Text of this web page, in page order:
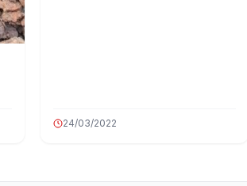
24/03/2022